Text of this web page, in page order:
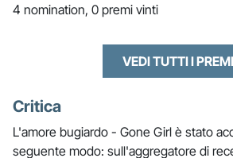
4 nomination, 0 premi vinti
VEDI TUTTI I PREMI
Critica
L'amore bugiardo - Gone Girl è stato
seguente modo: sull'aggregatore di